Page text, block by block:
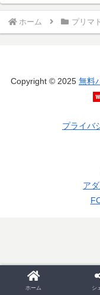
ホーム プリマ
Copyright © 2025 無料
プライバ
ア
ホーム シ